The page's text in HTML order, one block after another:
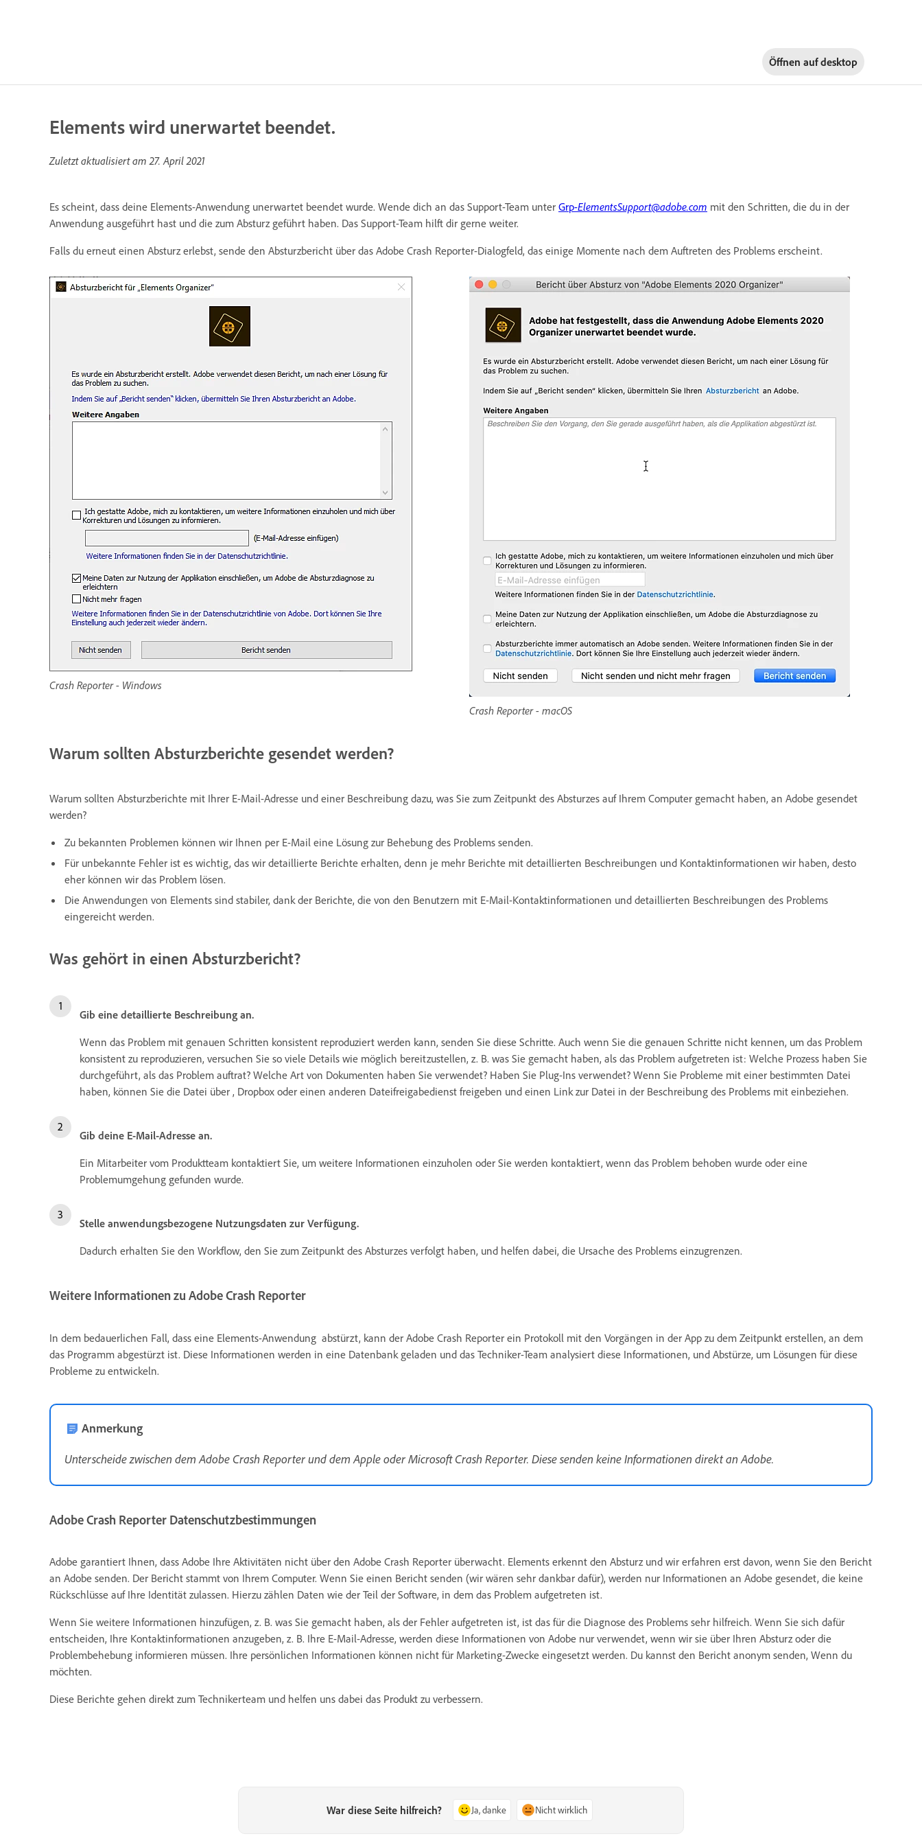
Öffnen aufdesktop
Elements wird unerwartet beendet.
Zuletzt aktualisiert am27. April 2021
Es scheint, dass deine Elements-Anwendung unerwartet beendet wurde. Wende dich an das Support-Team unter Grp-ElementsSupport@adobe.com mit den Schritten, die du in der
Anwendung ausgeführt hast und die zum Absturz geführt haben. Das Support-Team hilft dir gerne weiter.
Falls du erneut einen Absturz erlebst, sende den Absturzbericht über das Adobe Crash Reporter-Dialogfeld, das einige Momente nach dem Auftreten des Problems erscheint.
Crash Reporter - Windows
Crash Reporter - macOS
Warum sollten Absturzberichte gesendet werden?
Warum sollten Absturzberichte mit Ihrer E-Mail-Adresse und einer Beschreibung dazu, was Sie zum Zeitpunkt des Absturzes auf Ihrem Computer gemacht haben, an Adobe gesendet
werden?
Zu bekannten Problemen können wir Ihnen per E-Mail eine Lösung zur Behebung des Problems senden.
Für unbekannte Fehler ist es wichtig, das wir detaillierte Berichte erhalten, denn je mehr Berichte mit detaillierten Beschreibungen und Kontaktinformationen wir haben, desto
eher können wir das Problem lösen.
Die Anwendungen von Elements sind stabiler, dank der Berichte, die von den Benutzern mit E-Mail-Kontaktinformationen und detaillierten Beschreibungen des Problems
eingereicht werden.
Was gehört in einen Absturzbericht?
Gib eine detaillierte Beschreibung an.
Wenn das Problem mit genauen Schritten konsistent reproduziert werden kann, senden Sie diese Schritte. Auch wenn Sie die genauen Schritte nicht kennen, um das Problem
konsistent zu reproduzieren, versuchen Sie so viele Details wie möglich bereitzustellen, z. B. was Sie gemacht haben, als das Problem aufgetreten ist: Welche Prozess haben Sie
durchgeführt, als das Problem auftrat? Welche Art von Dokumenten haben Sie verwendet? Haben Sie Plug-Ins verwendet? Wenn Sie Probleme mit einer bestimmten Datei
haben, können Sie die Datei über , Dropbox oder einen anderen Dateifreigabedienst freigeben und einen Link zur Datei in der Beschreibung des Problems mit einbeziehen.
Gib deine E-Mail-Adresse an.
Ein Mitarbeiter vom Produktteam kontaktiert Sie, um weitere Informationen einzuholen oder Sie werden kontaktiert, wenn das Problem behoben wurde oder eine
Problemumgehung gefunden wurde.
Stelle anwendungsbezogene Nutzungsdaten zur Verfügung.
Dadurch erhalten Sie den Workflow, den Sie zum Zeitpunkt des Absturzes verfolgt haben, und helfen dabei, die Ursache des Problems einzugrenzen.
Weitere Informationen zu Adobe Crash Reporter
In dem bedauerlichen Fall, dass eine Elements-Anwendung abstürzt, kann der Adobe Crash Reporter ein Protokoll mit den Vorgängen in der App zu dem Zeitpunkt erstellen, an dem
das Programm abgestürzt ist. Diese Informationen werden in eine Datenbank geladen und das Techniker-Team analysiert diese Informationen, und Abstürze, um Lösungen für diese
Probleme zu entwickeln.
Anmerkung
Unterscheide zwischen dem Adobe Crash Reporter und dem Apple oder Microsoft Crash Reporter. Diese senden keine Informationen direkt an Adobe.
Adobe Crash Reporter Datenschutzbestimmungen
Adobe garantiert Ihnen, dass Adobe Ihre Aktivitäten nicht über den Adobe Crash Reporter überwacht. Elements erkennt den Absturz und wir erfahren erst davon, wenn Sie den Bericht
an Adobe senden. Der Bericht stammt von Ihrem Computer. Wenn Sie einen Bericht senden (wir wären sehr dankbar dafür), werden nur Informationen an Adobe gesendet, die keine
Rückschlüsse auf Ihre Identität zulassen. Hierzu zählen Daten wie der Teil der Software, in dem das Problem aufgetreten ist.
Wenn Sie weitere Informationen hinzufügen, z. B. was Sie gemacht haben, als der Fehler aufgetreten ist, ist das für die Diagnose des Problems sehr hilfreich. Wenn Sie sich dafür
entscheiden, Ihre Kontaktinformationen anzugeben, z. B. Ihre E-Mail-Adresse, werden diese Informationen von Adobe nur verwendet, wenn wir sie über Ihren Absturz oder die
Problembehebung informieren müssen. Ihre persönlichen Informationen können nicht für Marketing-Zwecke eingesetzt werden. Du kannst den Bericht anonym senden, Wenn du
möchten.
Diese Berichte gehen direkt zum Technikerteam und helfen uns dabei das Produkt zu verbessern.
War diese Seite hilfreich? Ja, danke Nicht wirklich